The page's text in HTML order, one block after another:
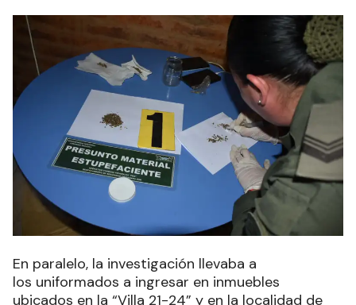
En paralelo, la investigación llevaba a
los uniformados a ingresar en inmuebles
ubicados en la “Villa 21-24” y en la localidad de